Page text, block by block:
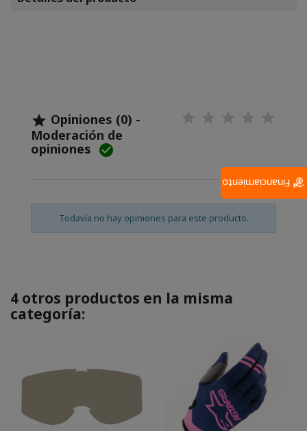
 Opiniones (0) -
Moderación de
opiniones 
Todavía no hay opiniones para este producto.
4 otros productos en la misma
categoría:
Financiamiento